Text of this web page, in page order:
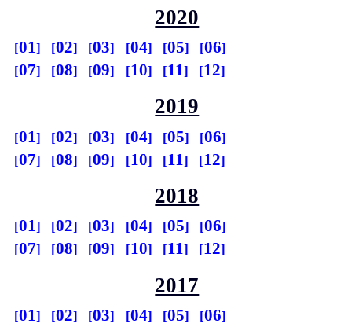
2020
01 02 03 04 05
06
07
08 09 10 11 12
2019
01 02 03 04 05
06
07
08 09 10 11 12
2018
01 02 03 04 05
06
07
08 09 10 11 12
2017
01 02 03 04 05
06